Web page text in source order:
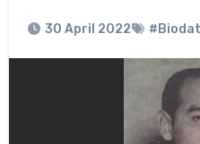
30 April 2022